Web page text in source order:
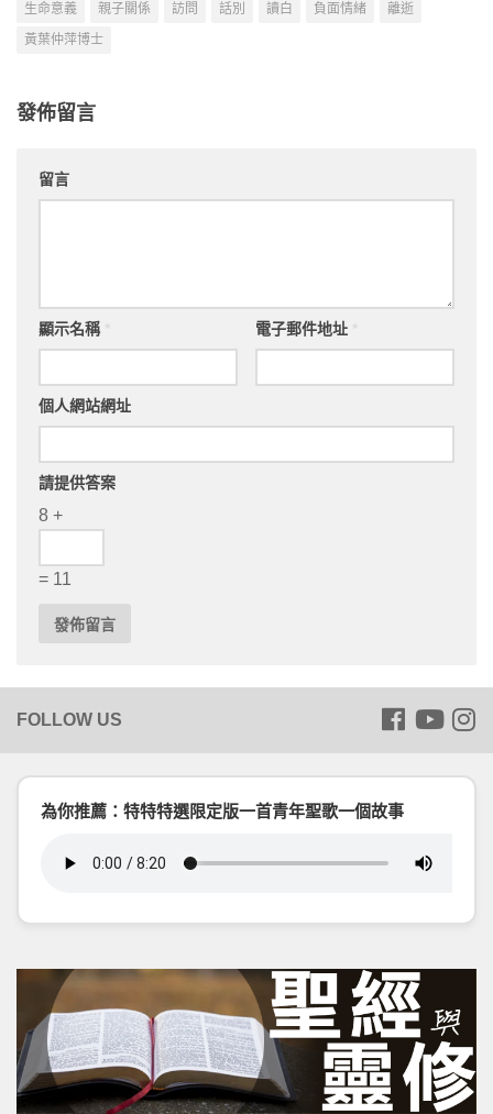
生命意義
親子關係 訪問 話別 讀白 負面情緒
離逝
黃葉仲萍博士
發佈留言
留言
顯示名稱 電子郵件地址
個人網站網址
請提供答案
8 +
= 11
為你推薦：特特特選限定版一首青年聖歌一個故事